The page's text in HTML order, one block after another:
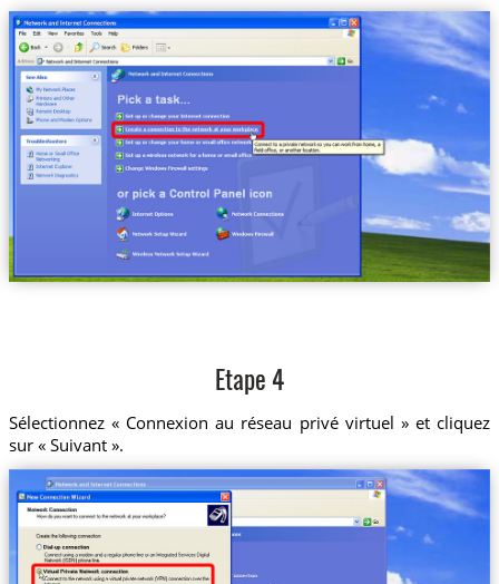
Etape 4
Sélectionnez « Connexion au réseau privé virtuel » et cliquez
sur « Suivant ».